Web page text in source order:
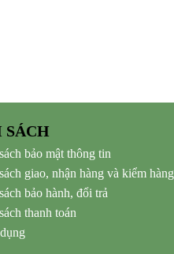
SÁCH
bảo mật thông tin
giao, nhận hàng và kiểm hàng
bảo hành, đổi trả
thanh toán